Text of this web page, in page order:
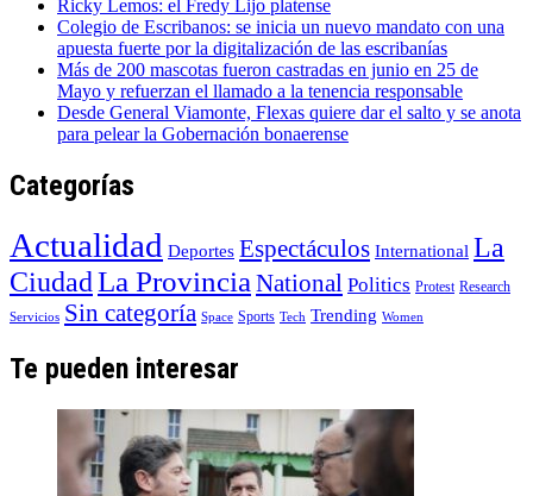
Ricky Lemos: el Fredy Lijo platense
Colegio de Escribanos: se inicia un nuevo mandato con una
apuesta fuerte por la digitalización de las escribanías
Más de 200 mascotas fueron castradas en junio en 25 de
Mayo y refuerzan el llamado a la tenencia responsable
Desde General Viamonte, Flexas quiere dar el salto y se anota
para pelear la Gobernación bonaerense
Categorías
Actualidad Deportes Espectáculos International La
Ciudad La Provincia National Politics Protest Research
Servicios Sin categoría Space Sports Tech Trending Women
Te pueden interesar